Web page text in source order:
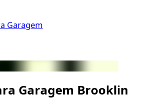
Garagem
Garagem Brooklin